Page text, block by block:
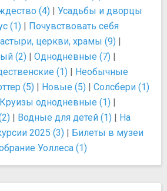
(4) | Усадьбы и дворцы
(1) | Почувствовать себя
церкви, храмы (9) |
(2) | Однодневные (7) |
(1) | Необычные
(5) | Новые (5) | Солсбери (1)
Круизы однодневные (1) |
| Водные для детей (1) | На
2025 (3) | Билеты в музеи
Уоллеса (1)